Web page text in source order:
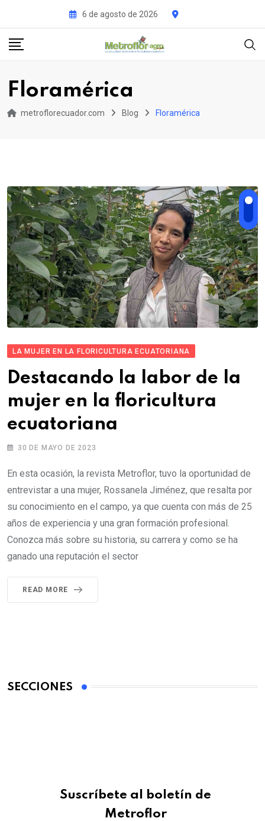
content
6 de agosto de 2026
Floramérica
metroflorecuador.com Blog Floramérica
LA MUJER EN LA FLORICULTURA ECUATORIANA
Destacando la labor de la
mujer en la floricultura
ecuatoriana
30 DE MAYO DE 2023
En esta ocasión, la revista Metroflor, tuvo la oportunidad de
entrevistar a una mujer, Rossanela Jiménez, que resalta por
su conocimiento en el campo, ya que cuenta con más de 25
años de experiencia y una gran formación profesional.
Conozca más sobre su historia, su carrera y como se ha
ganado una reputación el sector
READ MORE
SECCIONES
Suscríbete al boletín de
Metroflor